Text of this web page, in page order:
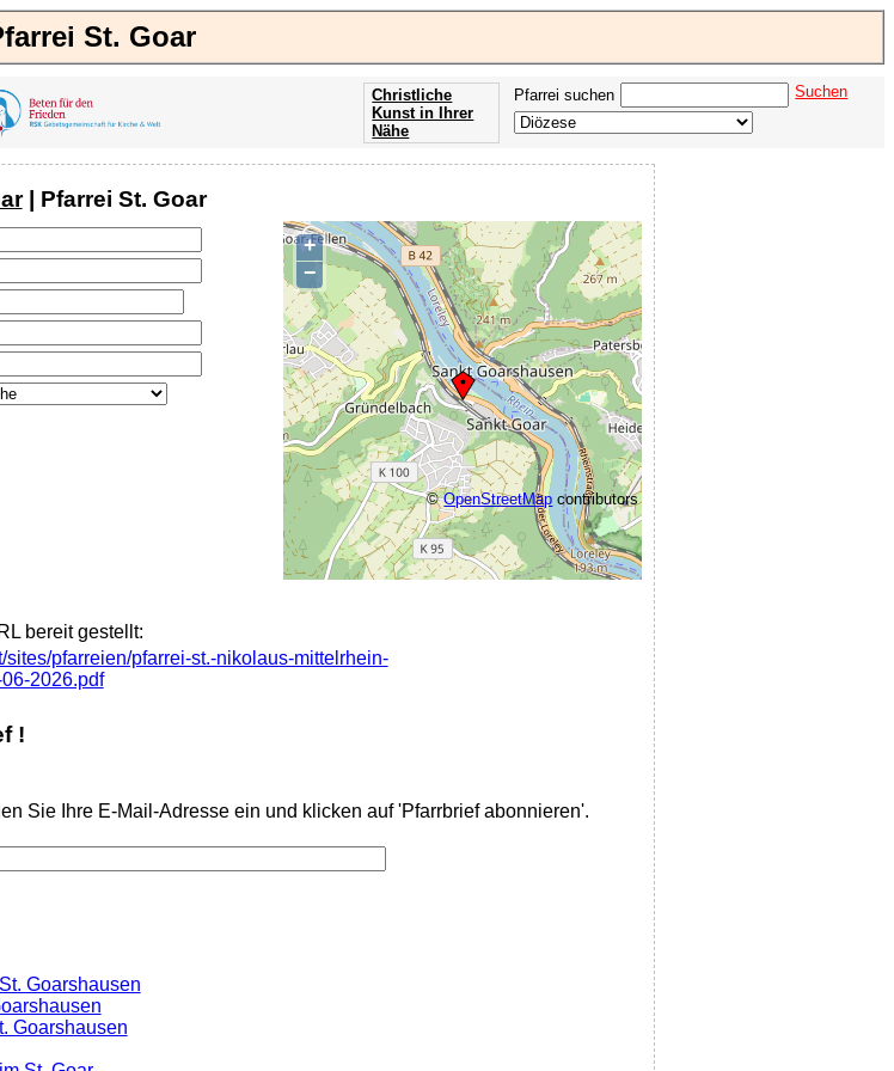
St. Goar
Pfarrei suchen Suchen
Christliche
Kunst in Ihrer
Nähe
| Pfarrei St. Goar
+
−
©OpenStreetMap contributors
bereit gestellt:
pfarreien/pfarrei-st.-nikolaus-mittelrhein-
2026.pdf
!
Sie Ihre E-Mail-Adresse ein und klicken auf 'Pfarrbrief abonnieren'.
Goarshausen
Goarshausen